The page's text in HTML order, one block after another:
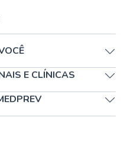
E CLÍNICAS